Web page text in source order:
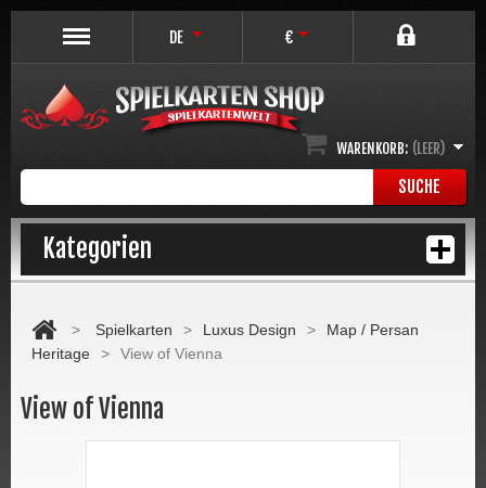
DE €
SUCHE
WARENKORB: (LEER)
Kategorien
> Spielkarten > Luxus Design >
Map / Persan
Heritage
> View of Vienna
View of Vienna